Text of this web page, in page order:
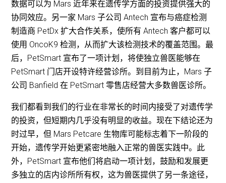
数据可以为 Mars 近年来在遗传学方面的投资提供强大的
协同效应。另一家 Mars 子公司 Antech 宣布与癌症检测
制造商 PetDx 扩大合作关系，使所有 Antech 客户都可以
使用 OncoK9 检测，从而扩大该检测技术的覆盖范围。最
后，PetSmart 宣布了一项计划，将使独立兽医能够在
PetSmart 门店开设特许经营诊所。到目前为止，Mars 子
公司 Banfield 在 PetSmart 零售店经营大多数兽医诊所。
我们都看到我们的行业在非常长的时间内接受了对遗传学
的投资，但短期内几乎没有明显的收益。现在下结论还为
时过早，但 Mars Petcare 生物库可能标志着下一阶段的
开始，遗传学开始更紧密地融入正常的兽医实践中。此
外，PetSmart 宣布他们将启动一项计划，鼓励和发展更
多独立的店内诊所所有权，这为兽医提供了另一条途径，